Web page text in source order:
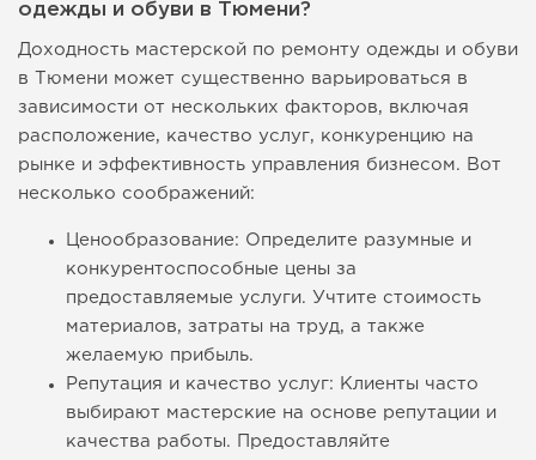
одежды и обуви в Тюмени?
Доходность мастерской по ремонту одежды и обуви
в Тюмени может существенно варьироваться в
зависимости от нескольких факторов, включая
расположение, качество услуг, конкуренцию на
рынке и эффективность управления бизнесом. Вот
несколько соображений:
Ценообразование: Определите разумные и
конкурентоспособные цены за
предоставляемые услуги. Учтите стоимость
материалов, затраты на труд, а также
желаемую прибыль.
Репутация и качество услуг: Клиенты часто
выбирают мастерские на основе репутации и
качества работы. Предоставляйте